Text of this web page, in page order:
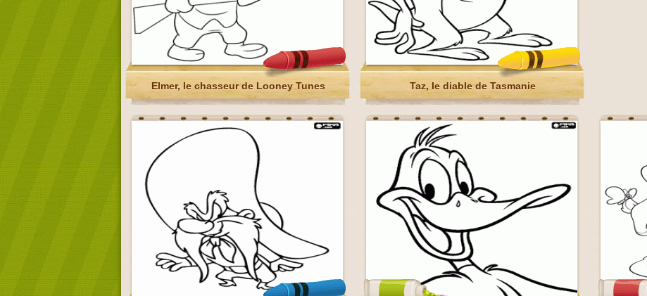
Elmer, le chasseur de Looney Tunes Taz, le diable de Tasmanie